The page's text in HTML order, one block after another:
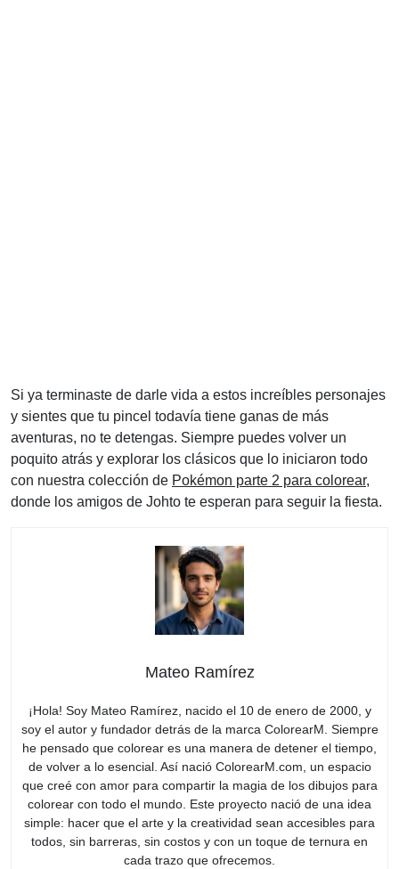
Si ya terminaste de darle vida a estos increíbles personajes
y sientes que tu pincel todavía tiene ganas de más
aventuras, no te detengas. Siempre puedes volver un
poquito atrás y explorar los clásicos que lo iniciaron todo
con nuestra colección de Pokémon parte 2 para colorear,
donde los amigos de Johto te esperan para seguir la fiesta.
Mateo Ramírez
¡Hola! Soy Mateo Ramírez, nacido el 10 de enero de 2000, y
soy el autor y fundador detrás de la marca ColorearM. Siempre
he pensado que colorear es una manera de detener el tiempo,
de volver a lo esencial. Así nació ColorearM.com, un espacio
que creé con amor para compartir la magia de los dibujos para
colorear con todo el mundo. Este proyecto nació de una idea
simple: hacer que el arte y la creatividad sean accesibles para
todos, sin barreras, sin costos y con un toque de ternura en
cada trazo que ofrecemos.